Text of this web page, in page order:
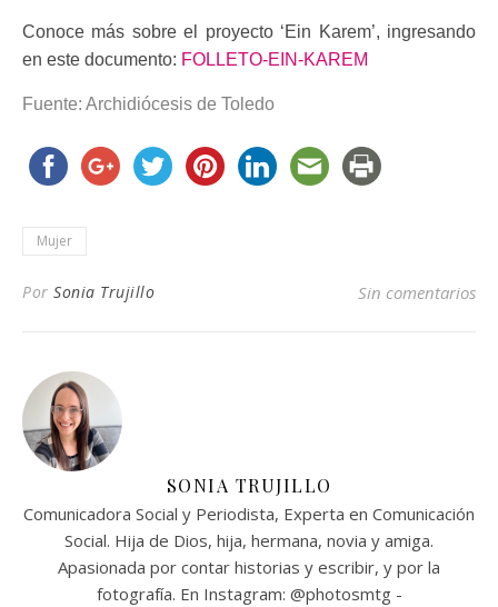
Conoce más sobre el proyecto ‘Ein Karem’, ingresando
en este documento: FOLLETO-EIN-KAREM
Fuente: Archidiócesis de Toledo
Mujer
Por Sonia Trujillo Sin comentarios
SONIA TRUJILLO
Comunicadora Social y Periodista, Experta en Comunicación
Social. Hija de Dios, hija, hermana, novia y amiga.
Apasionada por contar historias y escribir, y por la
fotografía. En Instagram: @photosmtg -